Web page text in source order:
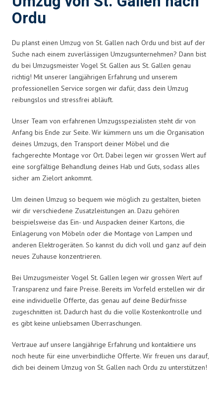
Ordu
Du planst einen Umzug von St. Gallen nach Ordu und bist auf der
Suche nach einem zuverlässigen Umzugsunternehmen? Dann bist
du bei Umzugsmeister Vogel St. Gallen aus St. Gallen genau
richtig! Mit unserer langjährigen Erfahrung und unserem
professionellen Service sorgen wir dafür, dass dein Umzug
reibungslos und stressfrei abläuft.
Unser Team von erfahrenen Umzugsspezialisten steht dir von
Anfang bis Ende zur Seite. Wir kümmern uns um die Organisation
deines Umzugs, den Transport deiner Möbel und die
fachgerechte Montage vor Ort. Dabei legen wir grossen Wert auf
eine sorgfältige Behandlung deines Hab und Guts, sodass alles
sicher am Zielort ankommt.
Um deinen Umzug so bequem wie möglich zu gestalten, bieten
wir dir verschiedene Zusatzleistungen an. Dazu gehören
beispielsweise das Ein- und Auspacken deiner Kartons, die
Einlagerung von Möbeln oder die Montage von Lampen und
anderen Elektrogeräten. So kannst du dich voll und ganz auf dein
neues Zuhause konzentrieren.
Bei Umzugsmeister Vogel St. Gallen legen wir grossen Wert auf
Transparenz und faire Preise. Bereits im Vorfeld erstellen wir dir
eine individuelle Offerte, das genau auf deine Bedürfnisse
zugeschnitten ist. Dadurch hast du die volle Kostenkontrolle und
es gibt keine unliebsamen Überraschungen.
Vertraue auf unsere langjährige Erfahrung und kontaktiere uns
noch heute für eine unverbindliche Offerte. Wir freuen uns darauf,
dich bei deinem Umzug von St. Gallen nach Ordu zu unterstützen!